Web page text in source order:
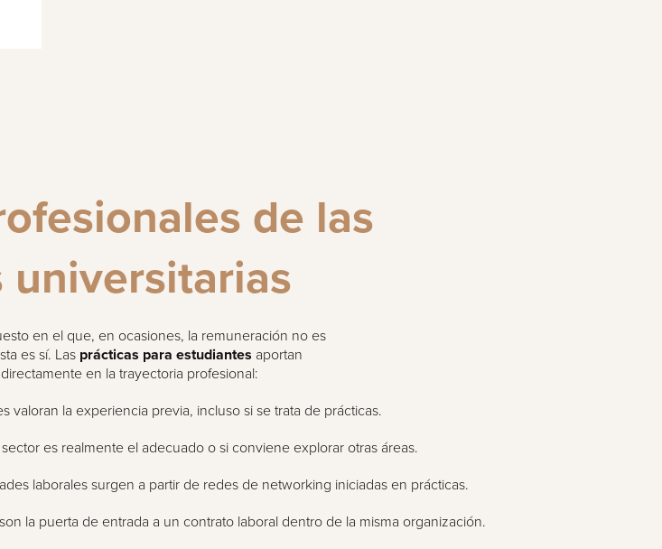
de las
universitarias
en el que, en ocasiones, la remuneración no es
es sí. Las prácticas para estudiantes aportan
en la trayectoria profesional:
valoran la experiencia previa, incluso si se trata de prácticas.
es realmente el adecuado o si conviene explorar otras áreas.
laborales surgen a partir de redes de networking iniciadas en prácticas.
la puerta de entrada a un contrato laboral dentro de la misma organización.